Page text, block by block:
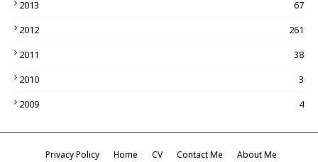
2013
67
2012
261
2011
38
2010
3
2009
4
Privacy Policy Home CV Contact Me About Me